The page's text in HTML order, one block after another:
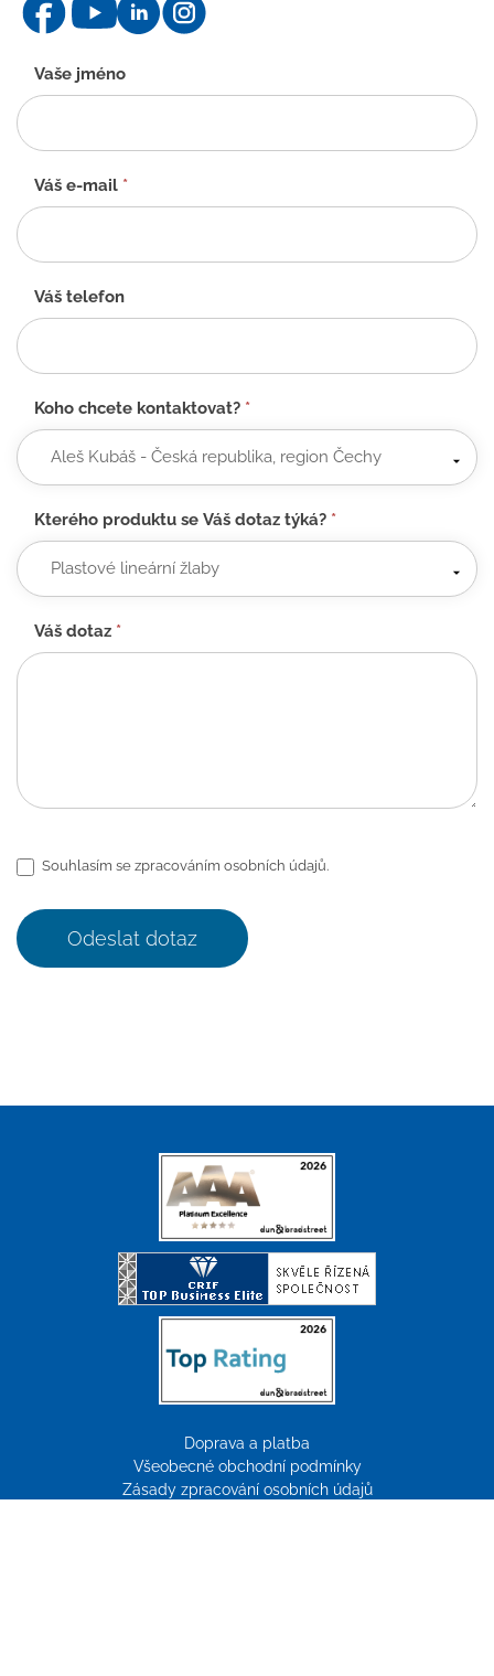
Kontaktní
formulář
-
CZ
Vaše jméno
Váš e-mail *
Váš telefon
Koho chcete kontaktovat? *
Kterého produktu se Váš dotaz týká? *
Váš dotaz *
Souhlasím se zpracováním osobních údajů.
Odeslat dotaz
Doprava a platba
Všeobecné obchodní podmínky
Zásady zpracování osobních údajů